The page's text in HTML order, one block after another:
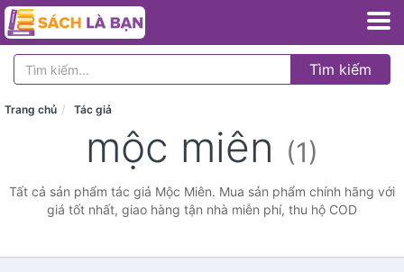
Tìm kiếm
Trang chủ Tác giả
mộc miên (1)
Tất cả sản phẩm tác giả Mộc Miên. Mua sản phẩm chính hãng với
giá tốt nhất, giao hàng tận nhà miễn phí, thu hộ COD